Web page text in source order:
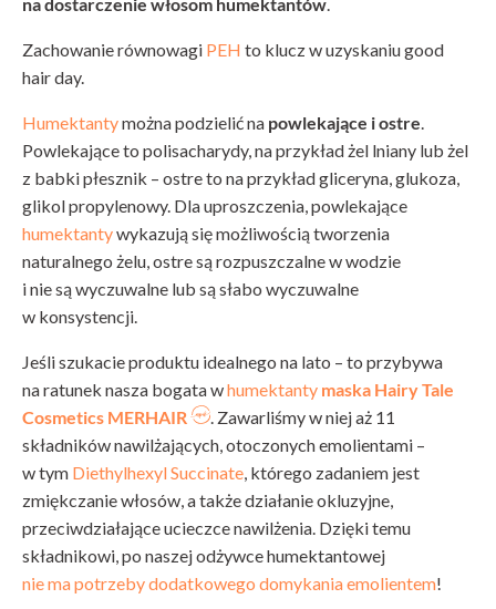
Zachowanie równowagi PEH to klucz w uzyskaniu good
hair day.
Humektantymożna podzielić na powlekające i ostre
Powlekające to polisacharydy, na przykład żel lniany lub żel
z babki płesznik – ostre to na przykład gliceryna, glukoza,
glikol propylenowy. Dla uproszczenia, powlekające
humektantywykazują się możliwością tworzenia
naturalnego żelu, ostre są rozpuszczalne w wodzie
i nie są wyczuwalne lub są słabo wyczuwalne
w konsystencji.
Jeśli szukacie produktu idealnego na lato – to przybywa
na ratunek nasza bogata whumektanty maska Hairy Tale
Cosmetics MERHAIR
. Zawarliśmy w niej aż 11
składników nawilżających, otoczonych emolientami –
w tym Diethylhexyl Succinate , którego zadaniem jest
zmiękczanie włosów, a także działanie okluzyjne,
przeciwdziałające ucieczce nawilżenia. Dzięki temu
składnikowi, po naszej odżywce humektantowej
nie ma potrzeby dodatkowego domykania emolientem!